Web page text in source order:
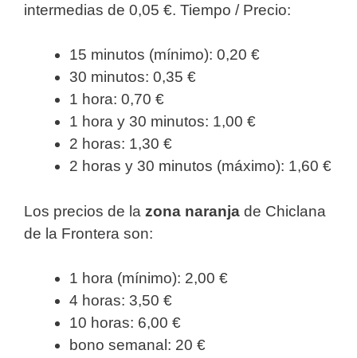
intermedias de 0,05 €. Tiempo / Precio:
15 minutos (mínimo): 0,20 €
30 minutos: 0,35 €
1 hora: 0,70 €
1 hora y 30 minutos: 1,00 €
2 horas: 1,30 €
2 horas y 30 minutos (máximo): 1,60 €
Los precios de la zona naranja de Chiclana
de la Frontera son:
1 hora (mínimo): 2,00 €
4 horas: 3,50 €
10 horas: 6,00 €
bono semanal: 20 €